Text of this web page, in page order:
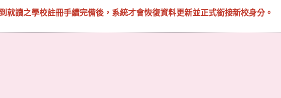
就讀之學校註冊手續完備後，系統才會恢復資料更新並正式銜接新校身分。